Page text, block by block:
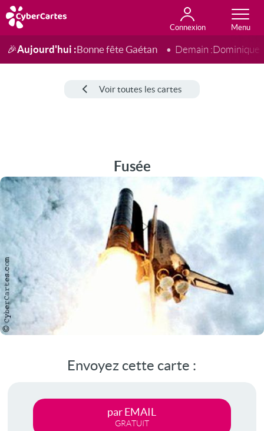
Connexion
Anniversaire
Fête du jour
Amour
Amitié
Merci
Toutes les cartes
🎉Aujourd'hui :Bonne fête Gaétan Demain :Dominique
Voir toutes les cartes
Fusée
Envoyez cette carte :
par EMAIL
GRATUIT